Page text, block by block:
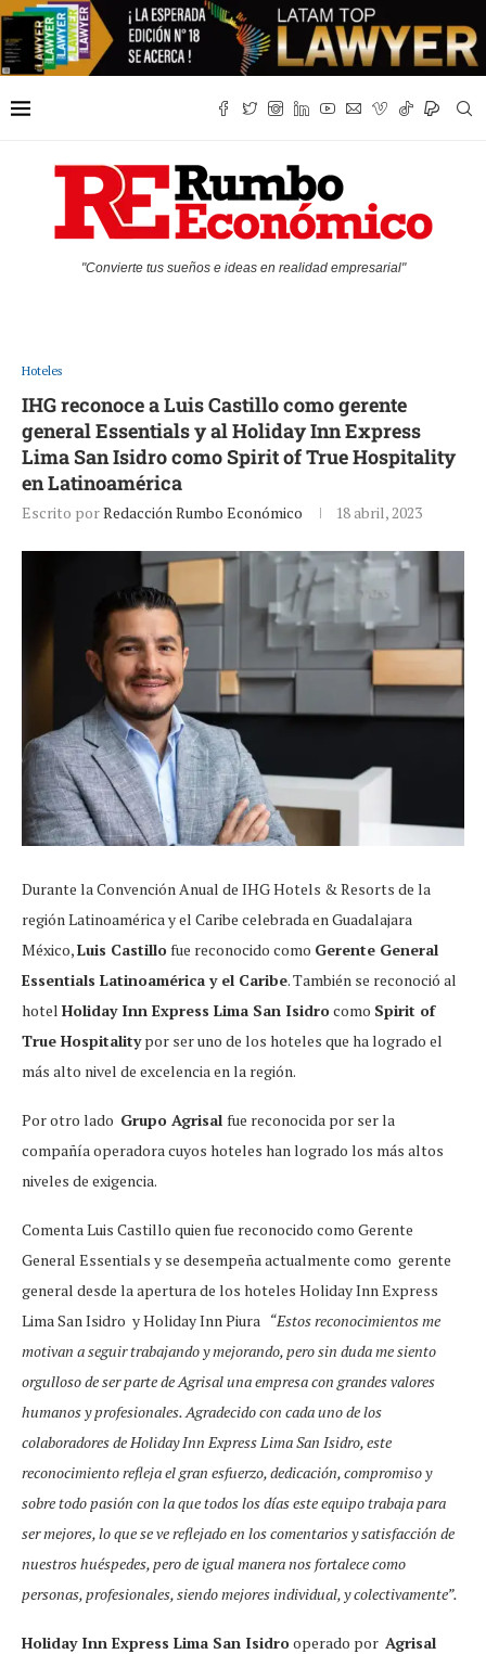
"Convierte tus sueños e ideas en realidad empresarial"
Hoteles
IHG reconoce a Luis Castillo como gerente
general Essentials y al Holiday Inn Express
Lima San Isidro como Spirit of True Hospitality
en Latinoamérica
Escrito porRedacción Rumbo Económico 18 abril, 2023
Durante la Convención Anual de IHG Hotels & Resorts de la
región Latinoamérica y el Caribe celebrada en Guadalajara
México,Luis Castillofue reconocido como Gerente General
Essentials Latinoamérica y el Caribe. También se reconoció al
hotel Holiday Inn Express Lima San Isidrocomo Spirit of
True Hospitalitypor ser uno de los hoteles que ha logrado el
más alto nivel de excelencia en la región.
Por otro lado Grupo Agrisal fue reconocida por ser la
compañía operadora cuyos hoteles han logrado los más altos
niveles de exigencia.
Comenta Luis Castillo quien fue reconocido como Gerente
General Essentials y se desempeña actualmente como gerente
general desde la apertura de los hoteles Holiday Inn Express
Lima San Isidro y Holiday Inn Piura “Estos reconocimientos me
motivan a seguir trabajando y mejorando, pero sin duda me siento
orgulloso de ser parte de Agrisal una empresa con grandes valores
humanos y profesionales. Agradecido con cada uno de los
colaboradores de Holiday Inn Express Lima San Isidro, este
reconocimiento refleja el gran esfuerzo, dedicación, compromiso y
sobre todo pasión con la que todos los días este equipo trabaja para
ser mejores, lo que se ve reflejado en los comentarios y satisfacción de
nuestros huéspedes, pero de igual manera nos fortalece como
personas, profesionales, siendo mejores individual, y colectivamente”.
Holiday Inn Express Lima San Isidrooperado por Agrisal